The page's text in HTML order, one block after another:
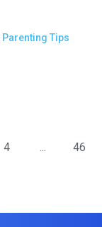
Parenting Tips
4 ... 46